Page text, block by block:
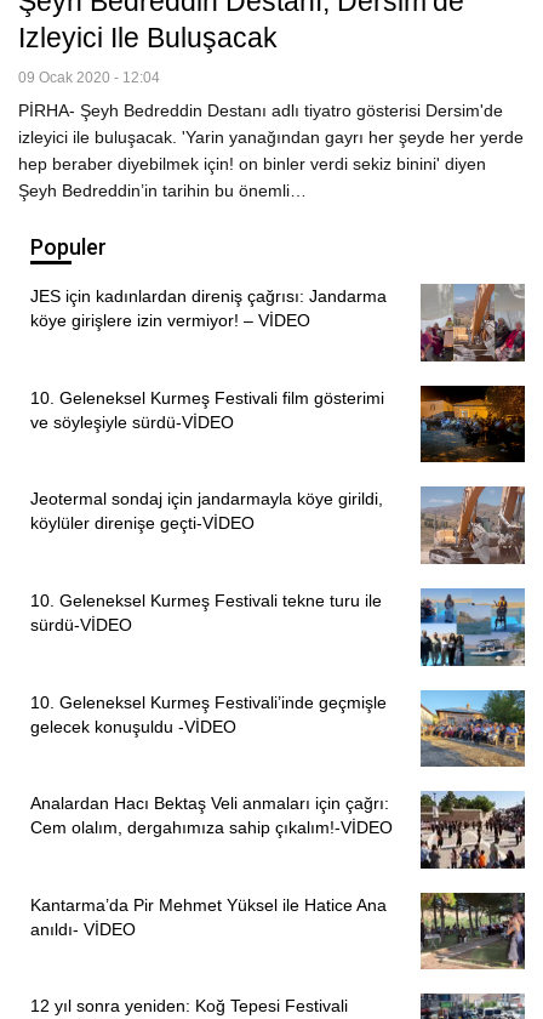
Izleyici Ile Buluşacak
09 Ocak 2020 - 12:04
PİRHA- Şeyh Bedreddin Destanı adlı tiyatro gösterisi Dersim'de
izleyici ile buluşacak. 'Yarin yanağından gayrı her şeyde her yerde
hep beraber diyebilmek için! on binler verdi sekiz binini' diyen
Şeyh Bedreddin’in tarihin bu önemli…
Populer
JES için kadınlardan direniş çağrısı: Jandarma
köye girişlere izin vermiyor! – VİDEO
10. Geleneksel Kurmeş Festivali film gösterimi
ve söyleşiyle sürdü-VİDEO
Jeotermal sondaj için jandarmayla köye girildi,
köylüler direnişe geçti-VİDEO
10. Geleneksel Kurmeş Festivali tekne turu ile
sürdü-VİDEO
10. Geleneksel Kurmeş Festivali’inde geçmişle
gelecek konuşuldu -VİDEO
Analardan Hacı Bektaş Veli anmaları için çağrı:
Cem olalım, dergahımıza sahip çıkalım!-VİDEO
Kantarma’da Pir Mehmet Yüksel ile Hatice Ana
anıldı- VİDEO
12 yıl sonra yeniden: Koğ Tepesi Festivali